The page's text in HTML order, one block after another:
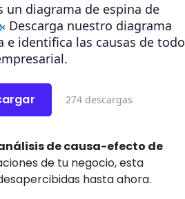
un diagrama de espina de
Descarga nuestro diagrama
e identifica las causas de todo
274 descargas
de causa-efecto de
de tu negocio, esta
hasta ahora.